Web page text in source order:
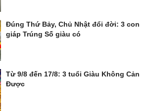
Đúng Thứ Bảy, Chủ Nhật đổi đời: 3 con
giáp Trúng Số giàu có
Từ 9/8 đến 17/8: 3 tuổi Giàu Không Cản
Được